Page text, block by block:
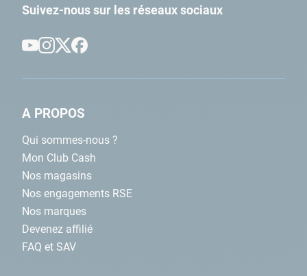
Suivez-nous sur les réseaux sociaux
A PROPOS
Qui sommes-nous ?
Mon Club Cash
Nos magasins
Nos engagements RSE
Nos marques
Devenez affilié
FAQ et SAV